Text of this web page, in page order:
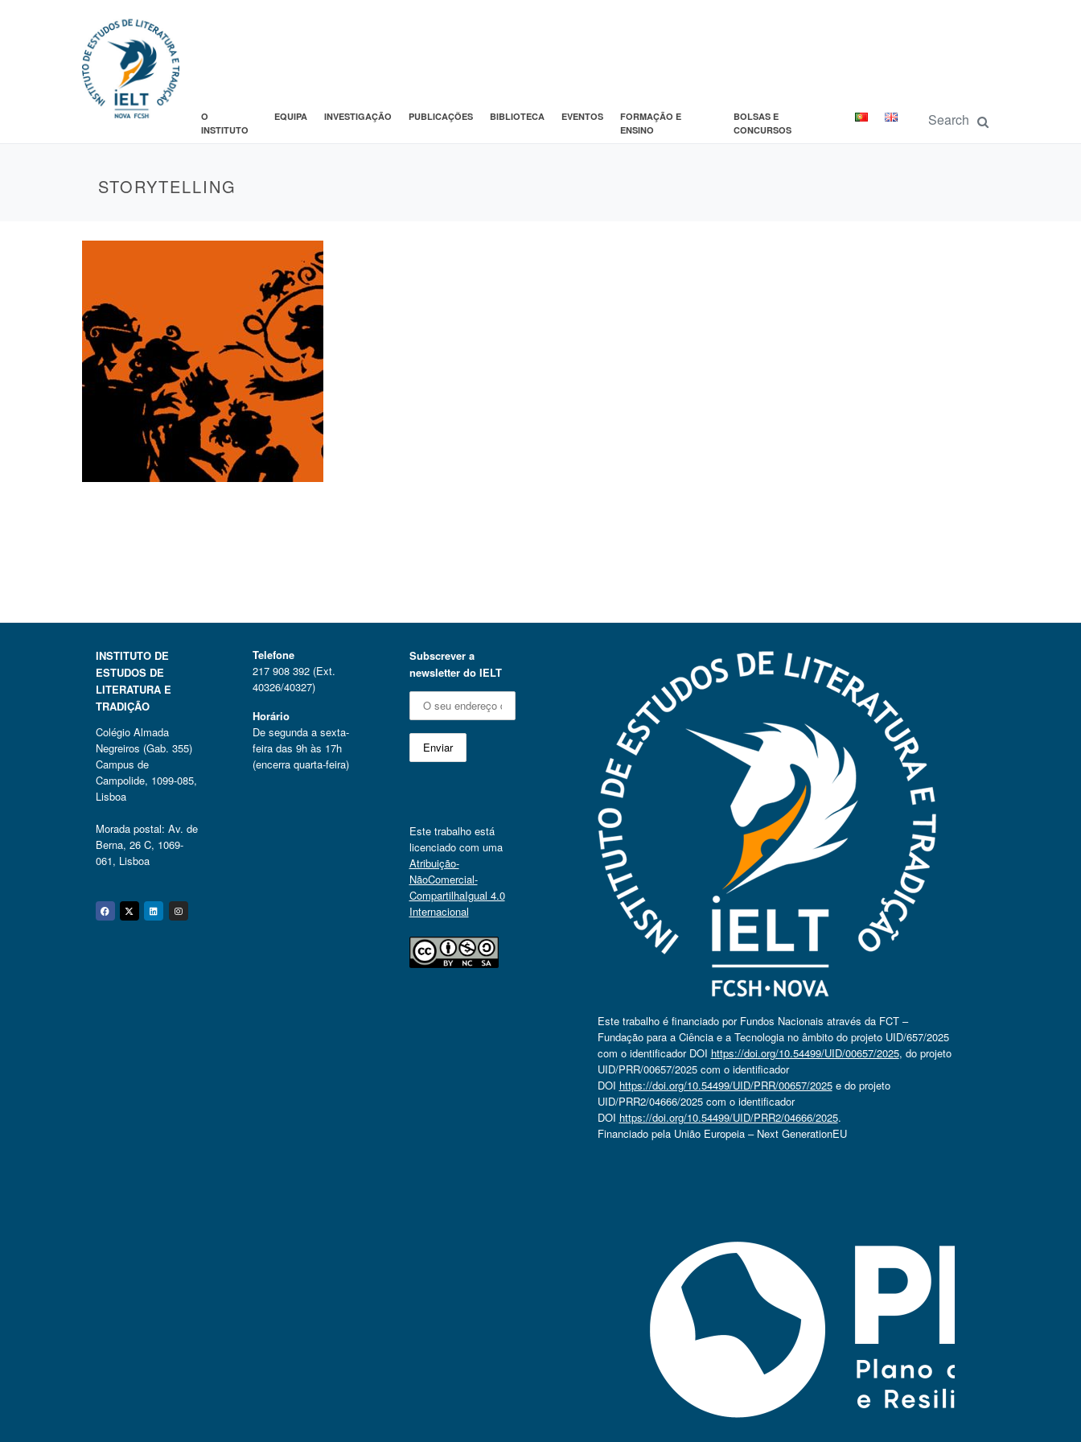
O
INSTITUTO
EQUIPA INVESTIGAÇÃO PUBLICAÇÕES BIBLIOTECA EVENTOS
FORMAÇÃO E
ENSINO
BOLSAS E
CONCURSOS
STORYTELLING
INSTITUTO DE
ESTUDOS DE
LITERATURA E
TRADIÇÃO
Colégio Almada
Negreiros (Gab. 355)
Campus de
Campolide, 1099-085,
Lisboa
Morada postal: Av. de
Berna, 26 C, 1069-
061, Lisboa
Facebook
Twitter
Linkedin
Instagram
Telefone
217 908 392 (Ext.
40326/40327)
Horário
De segunda a sexta-
feira das 9h às 17h
(encerra quarta-feira)
Subscrever a
newsletter do IELT
Este trabalho está
licenciado com uma
Atribuição-
NãoComercial-
CompartilhaIgual 4.0
Internacional
Este trabalho é financiado por Fundos Nacionais através da FCT –
Fundação para a Ciência e a Tecnologia no âmbito do projeto UID/657/2025
com o identificador DOI https://doi.org/10.54499/UID/00657/2025, do projeto
UID/PRR/00657/2025 com o identificador
DOI https://doi.org/10.54499/UID/PRR/00657/2025e do projeto
UID/PRR2/04666/2025 com o identificador
DOI https://doi.org/10.54499/UID/PRR2/04666/2025.
Financiado pela União Europeia – Next GenerationEU